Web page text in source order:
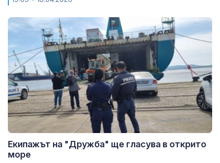
Екипажът на "Дружба" ще гласува в открито
море